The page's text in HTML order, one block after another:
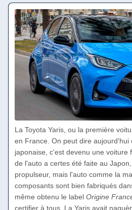
La Toyota Yaris, ou la première
en France. On peut dire aujourd'hui
japonaise, c'est devenu une voiture
de l'auto a certes été faite au
propulseur, mais l'auto comme la
composants sont bien fabriqués
même obtenu le label Origine
certifier à tous. La Yaris avait